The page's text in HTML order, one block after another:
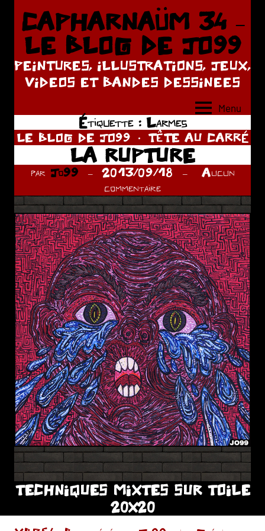
Aller
contenu
CAPHARNAÜM 34 –
LE BLOG DE JO99
PEINTURES, ILLUSTRATIONS, JEUX,
VIDEOS ET BANDES DESSINEES
Menu
Étiquette : Larmes
LE BLOG DE JO99 TÊTE AU CARRÉ
LA RUPTURE
par Jo99 2013/09/18
Aucun
commentaire
TECHNIQUES MIXTES SUR TOILE
20X20